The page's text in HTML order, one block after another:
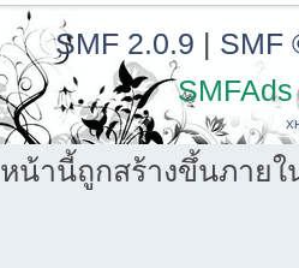
SMF 2.0.9 | SMF
SMFAds
หน้านี้ถูกสร้างขึ้นภายใ